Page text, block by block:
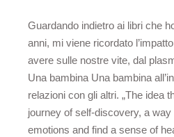
Guardando indietro ai libri che
anni, mi viene ricordato
avere sulle nostre vite, dal
Una bambina Una bambina
relazioni con gli altri. „The idea
journey of self-discovery, a
emotions and find a sense of